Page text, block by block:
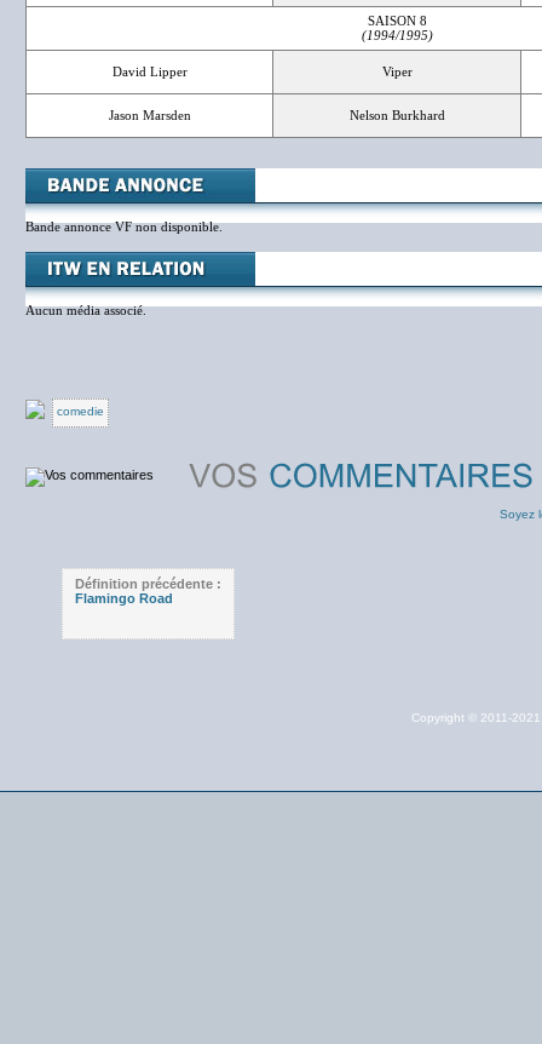
SAISON 8
(1994/1995)
David Lipper Viper
Jason Marsden Nelson Burkhard
Bande annonce VF non disponible.
Aucun média associé.
comedie
Soyez
Définition précédente :
Flamingo Road
Copyright © 2011-